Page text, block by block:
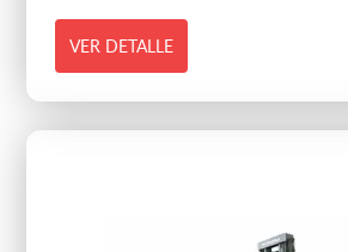
VER DETALLE